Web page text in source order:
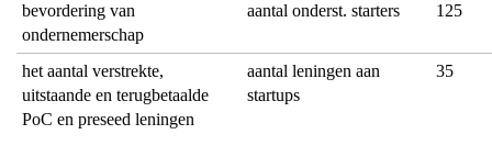
bevordering van
ondernemerschap
aantal onderst. starters 125
het aantal verstrekte,
uitstaande en terugbetaalde
PoC en preseed leningen
aantal leningen aan
startups
35